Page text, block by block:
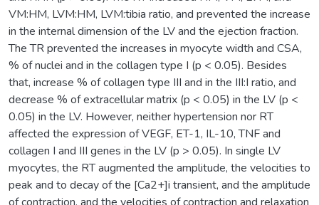
VM:HM, LVM:HM, LVM:tibia ratio, and prevented the increase
in the internal dimension of the LV and the ejection fraction.
The TR prevented the increases in myocyte width and CSA,
% of nuclei and in the collagen type I (p < 0.05). Besides
that, increase % of collagen type III and in the III:I ratio, and
decrease % of extracellular matrix (p < 0.05) in the LV (p <
0.05) in the LV. However, neither hypertension nor RT
affected the expression of VEGF, ET-1, IL-10, TNF and
collagen I and III genes in the LV (p > 0.05). In single LV
myocytes, the RT augmented the amplitude, the velocities to
peak and to decay of the [Ca2+]i transient, and the amplitude